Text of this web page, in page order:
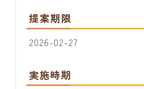
提案期限
2026-02-27
実施時期